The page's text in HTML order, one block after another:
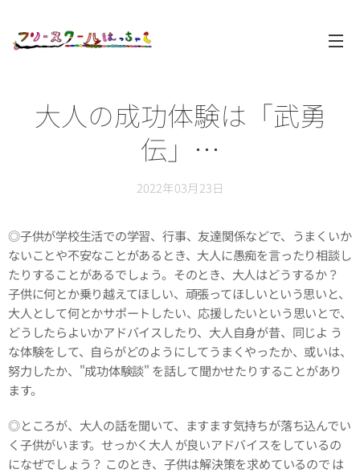
大人の成功体験は「武勇
伝」…
2022年03月23日
◎子供が学校生活での学習、行事、友達関係などで、うまくいか
ないことや不安なことがあるとき、大人に愚痴を言ったり相談し
たりすることがあるでしょう。そのとき、大人はどうするか？
子供に何とか乗り越えてほしい、頑張ってほしいという思いと、
大人として何とかサポートしたい、応援したいという思いとで、
どうしたらよいかアドバイスしたり、大人自身が昔、同じよ う
な体験をして、自らがどのようにしてうまくやったか、或いは、
努力したか、"成功体験談" を話して聞かせたりすることがあり
ます。
◎ところが、大人の話を聞いて、ますます気持ちが落ち込んでい
く子供がいます。せっかく大人 が良いアドバイスをしているの
になぜでしょう？ このとき、子供は解決策を求めているので は